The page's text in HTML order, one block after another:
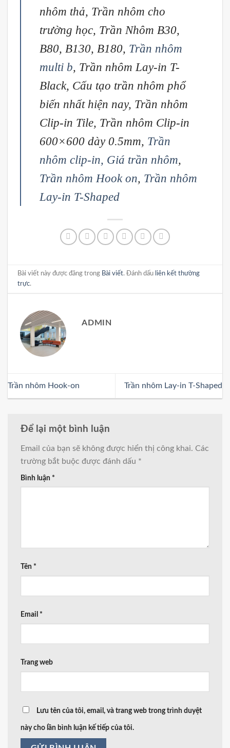
nhôm thả, Trần nhôm cho
trường học, Trần Nhôm B30,
B80, B130, B180, Trần nhôm
multi b, Trần nhôm Lay-in T-
Black, Cấu tạo trần nhôm phổ
biến nhất hiện nay, Trần nhôm
Clip-in Tile, Trần nhôm Clip-in
600×600 dày 0.5mm, Trần
nhôm clip-in, Giá trần nhôm,
Trần nhôm Hook on, Trần nhôm
Lay-in T-Shaped
Bài viết này được đăng trong Bài viết. Đánh dấu liên kết thường
trực.
ADMIN
Trần nhôm Hook-on Trần nhôm Lay-in T-Shaped
Để lại một bình luận
Email của bạn sẽ không được hiển thị công khai. Các
trường bắt buộc được đánh dấu *
Bình luận *
Tên *
Email *
Trang web
Lưu tên của tôi, email, và trang web trong trình duyệt
này cho lần bình luận kế tiếp của tôi.